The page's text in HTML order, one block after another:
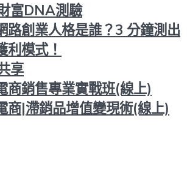
富DNA測驗
路創業人格是誰？3 分鐘測出
利模式！
享
商銷售專業實戰班(線上)
商|滯銷品增值變現術(線上)